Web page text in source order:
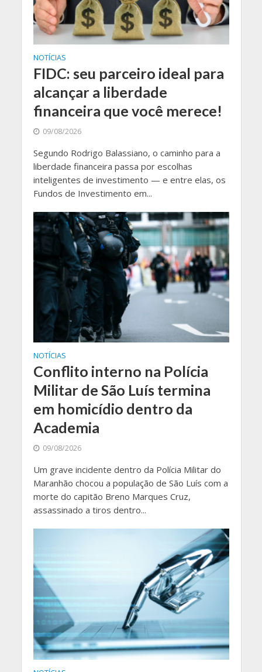
NOTÍCIAS
FIDC: seu parceiro ideal para
alcançar a liberdade
financeira que você merece!
09/08/2026
Segundo Rodrigo Balassiano, o caminho para a
liberdade financeira passa por escolhas
inteligentes de investimento — e entre elas, os
Fundos de Investimento em...
NOTÍCIAS
Conflito interno na Polícia
Militar de São Luís termina
em homicídio dentro da
Academia
09/08/2026
Um grave incidente dentro da Polícia Militar do
Maranhão chocou a população de São Luís com a
morte do capitão Breno Marques Cruz,
assassinado a tiros dentro...